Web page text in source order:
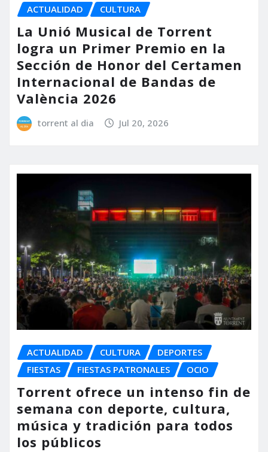
ACTUALIDAD CULTURA
La Unió Musical de Torrent
logra un Primer Premio en la
Sección de Honor del Certamen
Internacional de Bandas de
València 2026
torrent al dia Jul 20, 2026
ACTUALIDAD CULTURA
DEPORTES
FIESTAS
FIESTAS PATRONALES OCIO
Torrent ofrece un intenso fin de
semana con deporte, cultura,
música y tradición para todos
los públicos